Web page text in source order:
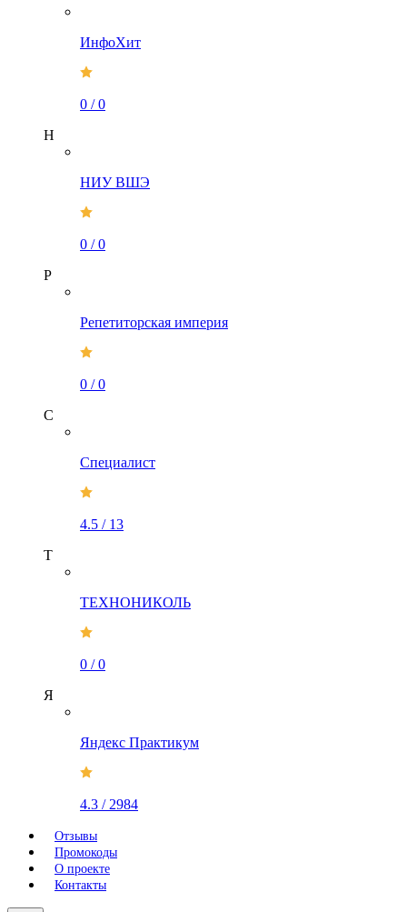
ИнфоХит
0 /0
Н
НИУ ВШЭ
0 /0
Р
Репетиторская империя
0 /0
С
Специалист
4.5 / 13
Т
ТЕХНОНИКОЛЬ
0 /0
Я
Яндекс Практикум
4.3 / 2984
Отзывы
Промокоды
О проекте
Контакты